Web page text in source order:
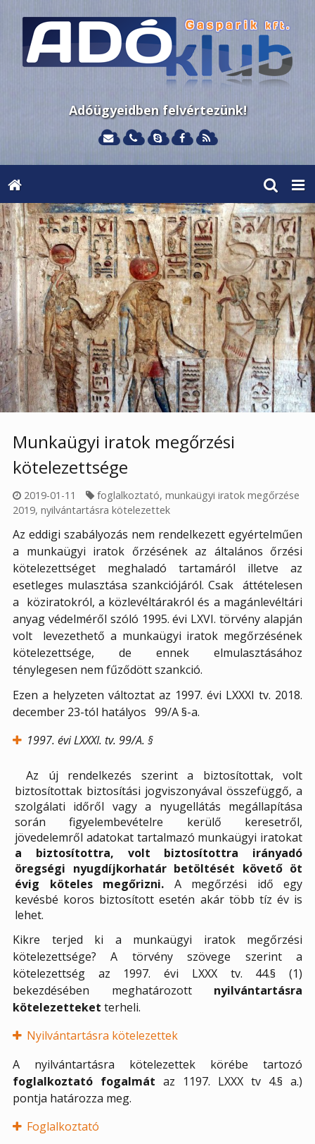
Adóügyeidben felvértezünk!
Munkaügyi iratok megőrzési
kötelezettsége
2019-01-11 foglalkoztató,munkaügyi iratok megőrzése
2019, nyilvántartásra kötelezettek
Az eddigi szabályozás nem rendelkezett egyértelműen
a munkaügyi iratok őrzésének az általános őrzési
kötelezettséget meghaladó tartamáról illetve az
esetleges mulasztása szankciójáról. Csak áttételesen
a köziratokról, a közlevéltárakról és a magánlevéltári
anyag védelméről szóló 1995. évi LXVI. törvény alapján
volt levezethető a munkaügyi iratok megőrzésének
kötelezettsége, de ennek elmulasztásához
ténylegesen nem fűződött szankció.
Ezen a helyzeten változtat az 1997. évi LXXXI tv. 2018.
december 23-tól hatályos 99/A §-a.
1997. évi LXXXI. tv. 99/A. §
Az új rendelkezés szerint a biztosítottak, volt
biztosítottak biztosítási jogviszonyával összefüggő, a
szolgálati időről vagy a nyugellátás megállapítása
során figyelembevételre kerülő keresetről,
jövedelemről adatokat tartalmazó munkaügyi iratokat
a biztosítottra, volt biztosítottra irányadó
öregségi nyugdíjkorhatár betöltését követő öt
évig köteles megőrizni. A megőrzési idő egy
kevésbé koros biztosított esetén akár több tíz év is
lehet.
Kikre terjed ki a munkaügyi iratok megőrzési
kötelezettsége? A törvény szövege szerint a
kötelezettség az 1997. évi LXXX tv. 44.§ (1)
bekezdésében meghatározott nyilvántartásra
kötelezetteket terheli.
Nyilvántartásra kötelezettek
A nyilvántartásra kötelezettek körébe tartozó
foglalkoztató fogalmát az 1197. LXXX tv 4.§ a.)
pontja határozza meg.
Foglalkoztató